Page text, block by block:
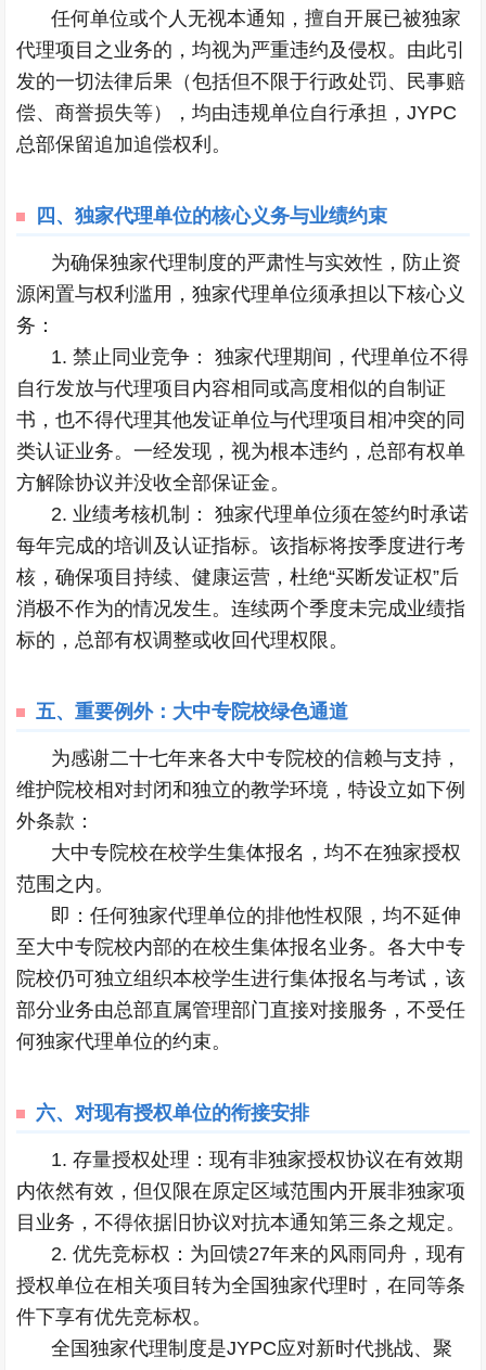
任何单位或个人无视本通知，擅自开展已被独家
代理项目之业务的，均视为严重违约及侵权。由此引
发的一切法律后果（包括但不限于行政处罚、民事赔
偿、商誉损失等），均由违规单位自行承担，JYPC
总部保留追加追偿权利。
四、独家代理单位的核心义务与业绩约束
为确保独家代理制度的严肃性与实效性，防止资
源闲置与权利滥用，独家代理单位须承担以下核心义
务：
1. 禁止同业竞争： 独家代理期间，代理单位不得
自行发放与代理项目内容相同或高度相似的自制证
书，也不得代理其他发证单位与代理项目相冲突的同
类认证业务。一经发现，视为根本违约，总部有权单
方解除协议并没收全部保证金。
2. 业绩考核机制： 独家代理单位须在签约时承诺
每年完成的培训及认证指标。该指标将按季度进行考
核，确保项目持续、健康运营，杜绝“买断发证权”后
消极不作为的情况发生。连续两个季度未完成业绩指
标的，总部有权调整或收回代理权限。
五、重要例外：大中专院校绿色通道
为感谢二十七年来各大中专院校的信赖与支持，
维护院校相对封闭和独立的教学环境，特设立如下例
外条款：
大中专院校在校学生集体报名，均不在独家授权
范围之内。
即：任何独家代理单位的排他性权限，均不延伸
至大中专院校内部的在校生集体报名业务。各大中专
院校仍可独立组织本校学生进行集体报名与考试，该
部分业务由总部直属管理部门直接对接服务，不受任
何独家代理单位的约束。
六、对现有授权单位的衔接安排
1. 存量授权处理：现有非独家授权协议在有效期
内依然有效，但仅限在原定区域范围内开展非独家项
目业务，不得依据旧协议对抗本通知第三条之规定。
2. 优先竞标权：为回馈27年来的风雨同舟，现有
授权单位在相关项目转为全国独家代理时，在同等条
件下享有优先竞标权。
全国独家代理制度是JYPC应对新时代挑战、聚